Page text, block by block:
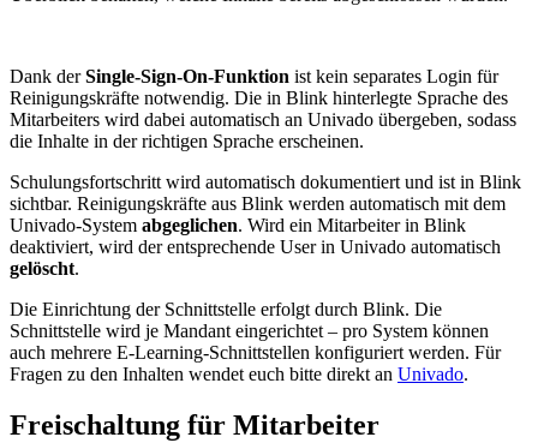
Dank derSingle-Sign-On-Funktion ist kein separates Login für
Reinigungskräfte notwendig. Die in Blink hinterlegte Sprache des
Mitarbeiters wird dabei automatisch an Univado übergeben, sodass
die Inhalte in der richtigen Sprache erscheinen.
Schulungsfortschritt wird automatisch dokumentiert und ist in Blink
sichtbar. Reinigungskräfte aus Blink werden automatisch mit dem
Univado-System abgeglichen. Wird ein Mitarbeiter in Blink
deaktiviert, wird der entsprechende User in Univado automatisch
gelöscht.
Die Einrichtung der Schnittstelle erfolgt durch Blink. Die
Schnittstelle wird je Mandant eingerichtet – pro System können
auch mehrere E-Learning-Schnittstellen konfiguriert werden. Für
Fragen zu den Inhalten wendet euch bitte direkt an Univado.
Freischaltung für Mitarbeiter